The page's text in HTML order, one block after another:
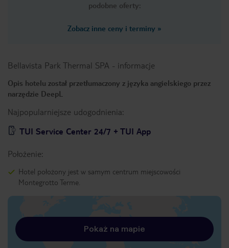
podobne oferty:
Zobacz inne ceny i terminy »
Bellavista Park Thermal SPA - informacje
Opis hotelu został przetłumaczony z języka angielskiego przez
narzędzie DeepL
Najpopularniejsze udogodnienia:
TUI Service Center 24/7 + TUI App
Położenie:
Hotel położony jest w samym centrum miejscowości
Montegrotto Terme.
Pokaż na mapie